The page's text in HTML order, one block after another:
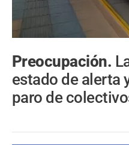
Preocupación.
estado de alerta
paro de